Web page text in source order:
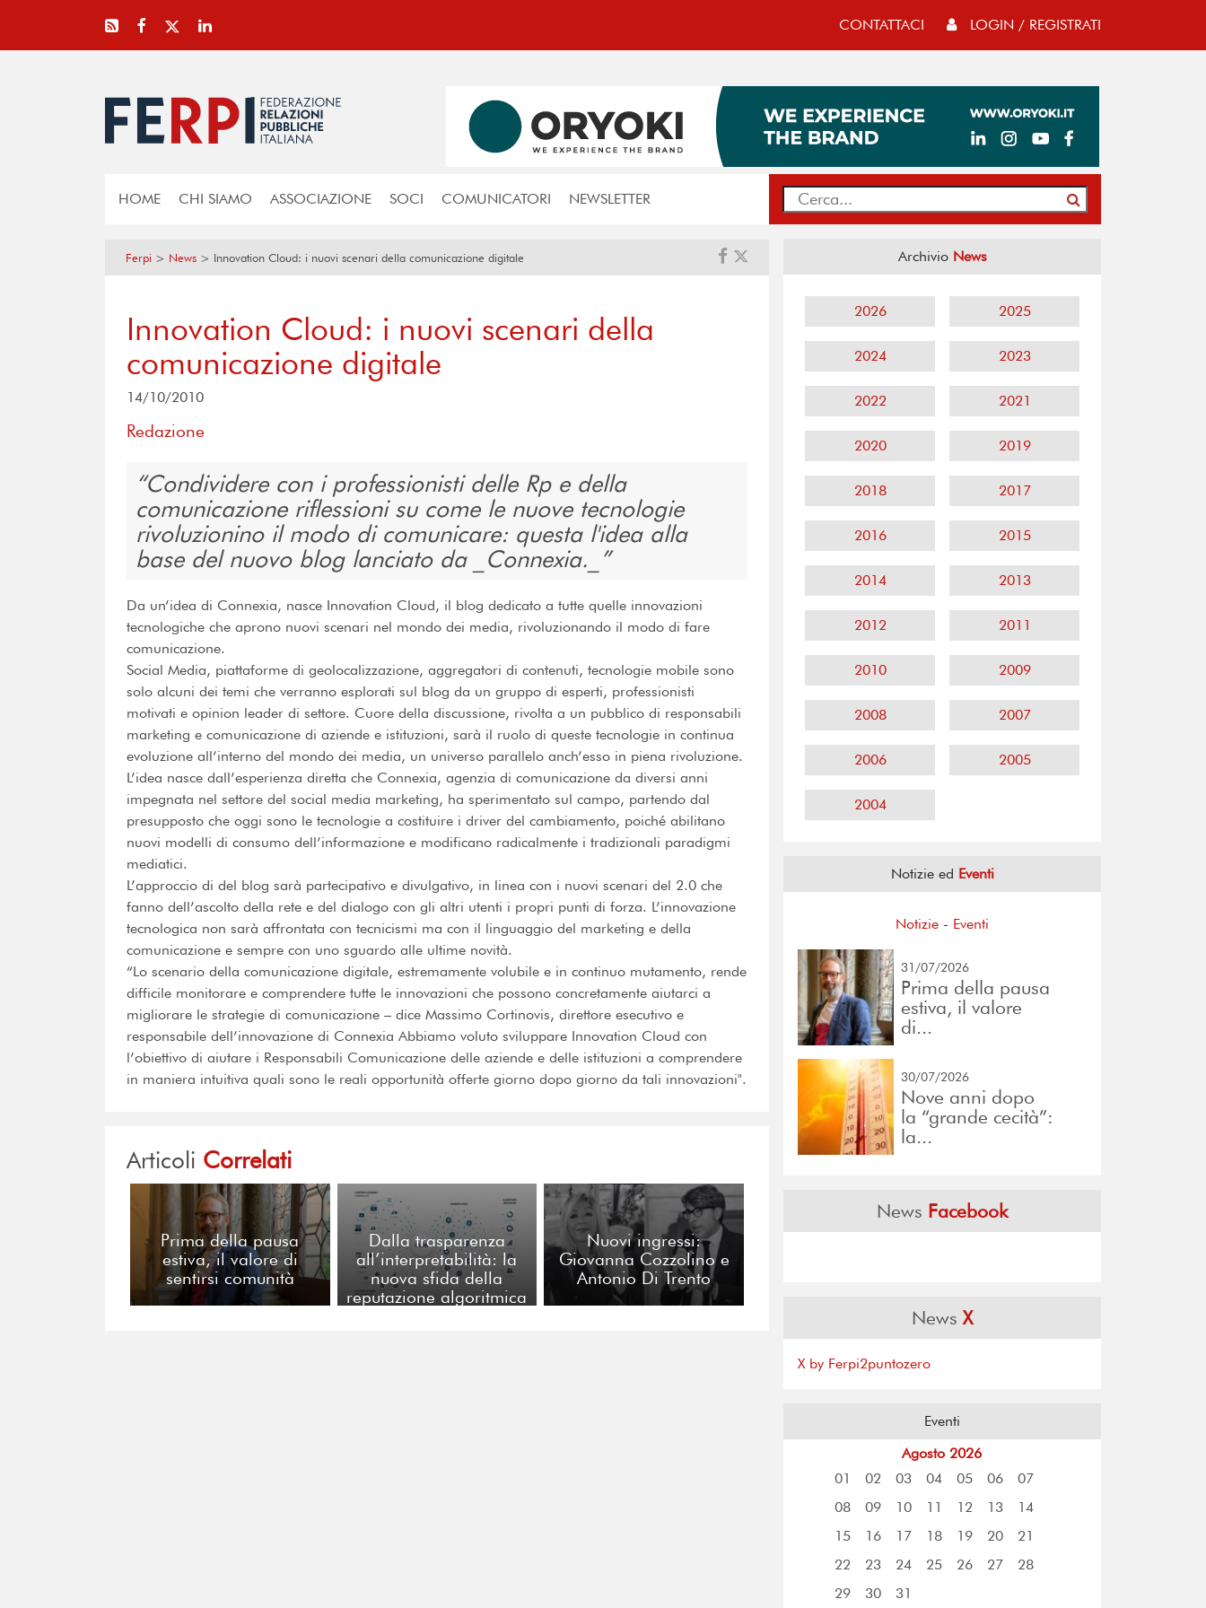
CONTATTACI LOGIN / REGISTRATI
HOME CHI SIAMO ASSOCIAZIONE SOCI COMUNICATORI NEWSLETTER
Ferpi > News > Innovation Cloud: i nuovi scenari della comunicazione digitale
Innovation Cloud: i nuovi scenari della
comunicazione digitale
14/10/2010
Redazione
Condividere con i professionisti delle Rp e della
comunicazione riflessioni su come le nuove tecnologie
rivoluzionino il modo di comunicare: questa l'idea alla
base del nuovo blog lanciato da _Connexia._
Da un’idea di Connexia, nasce Innovation Cloud, il blog dedicato a tutte quelle innovazioni
tecnologiche che aprono nuovi scenari nel mondo dei media, rivoluzionando il modo di fare
comunicazione.
Social Media, piattaforme di geolocalizzazione, aggregatori di contenuti, tecnologie mobile sono
solo alcuni dei temi che verranno esplorati sul blog da un gruppo di esperti, professionisti
motivati e opinion leader di settore. Cuore della discussione, rivolta a un pubblico di responsabili
marketing e comunicazione di aziende e istituzioni, sarà il ruolo di queste tecnologie in continua
evoluzione all’interno del mondo dei media, un universo parallelo anch’esso in piena rivoluzione.
L’idea nasce dall’esperienza diretta che Connexia, agenzia di comunicazione da diversi anni
impegnata nel settore del social media marketing, ha sperimentato sul campo, partendo dal
presupposto che oggi sono le tecnologie a costituire i driver del cambiamento, poiché abilitano
nuovi modelli di consumo dell’informazione e modificano radicalmente i tradizionali paradigmi
mediatici.
L’approccio di del blog sarà partecipativo e divulgativo, in linea con i nuovi scenari del 2.0 che
fanno dell’ascolto della rete e del dialogo con gli altri utenti i propri punti di forza. L’innovazione
tecnologica non sarà affrontata con tecnicismi ma con il linguaggio del marketing e della
comunicazione e sempre con uno sguardo alle ultime novità.
“Lo scenario della comunicazione digitale, estremamente volubile e in continuo mutamento, rende
difficile monitorare e comprendere tutte le innovazioni che possono concretamente aiutarci a
migliorare le strategie di comunicazione – dice Massimo Cortinovis, direttore esecutivo e
responsabile dell’innovazione di Connexia Abbiamo voluto sviluppare Innovation Cloud con
l’obiettivo di aiutare i Responsabili Comunicazione delle aziende e delle istituzioni a comprendere
in maniera intuitiva quali sono le reali opportunità offerte giorno dopo giorno da tali innovazioni".
Articoli Correlati
Prima della pausa
estiva, il valore di
sentirsi comunità
Dalla trasparenza
all’interpretabilità: la
nuova sfida della
reputazione algoritmica
Nuovi ingressi:
Giovanna Cozzolino e
Antonio Di Trento
Archivio News
2026 2025
2024 2023
2022 2021
2020 2019
2018 2017
2016 2015
2014 2013
2012 2011
2010 2009
2008 2007
2006 2005
2004
Notizie ed Eventi
Notizie - Eventi
31/07/2026
Prima della pausa
estiva, il valore
di...
30/07/2026
Nove anni dopo
la “grande cecità”:
la...
News Facebook
NewsX
X by Ferpi2puntozero
Eventi
Agosto 2026
01
02 03 04 05 06
07
08
09 10 11 12 13
14
15
16 17 18 19 20
21
22
23 24 25 26 27
28
29
30 31